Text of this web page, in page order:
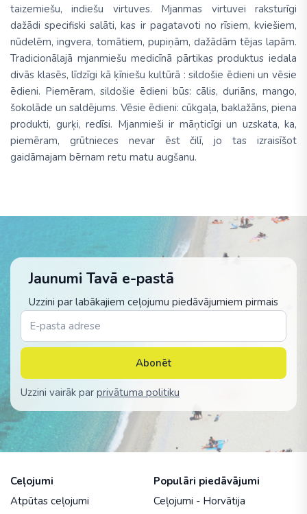
taizemiešu, indiešu virtuves. Mjanmas virtuvei raksturīgi
dažādi specifiski salāti, kas ir pagatavoti no rīsiem, kviešiem,
nūdelēm, ingvera, tomātiem, pupiņām, dažādām tējas lapām.
Tradicionālajā mjanmiešu medicīnā pārtikas produktus iedala
divās klasēs, līdzīgi kā ķīniešu kultūrā : sildošie ēdieni un vēsie
ēdieni. Piemēram, sildošie ēdieni būs: cālis, duriāns, mango,
šokolāde un saldējums. Vēsie ēdieni: cūkgaļa, baklažāns, piena
produkti, gurķi, redīsi. Mjanmieši ir māņticīgi un uzskata, ka,
piemēram, grūtnieces nevar ēst čilī, jo tas izraisīšot
gaidāmajam bērnam retu matu augšanu.
Jaunumi Tavā e-pastā
Uzzini par labākajiem ceļojumu piedāvājumiem pirmais
Abonēt
Uzzini vairāk par privātuma politiku
Ceļojumi
Atpūtas ceļojumi
Populāri piedāvājumi
Ceļojumi - Horvātija